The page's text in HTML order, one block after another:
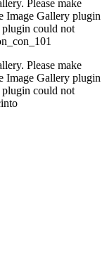
Please make
Image Gallery plugin
plugin could not
Please make
Image Gallery plugin
plugin could not